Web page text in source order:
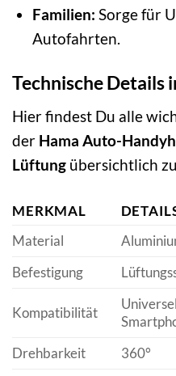
Familien: Sorge für
Autofahrten.
Technische Details
Hier findest Du alle
der Hama Auto-
Lüftung übersichtlich
MERKMAL
Material
Befestigung
Kompatibilität
Drehbarkeit
360°